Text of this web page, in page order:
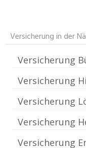
Versicherung in der
Versicherung
Versicherung
Versicherung
Versicherung
Versicherung